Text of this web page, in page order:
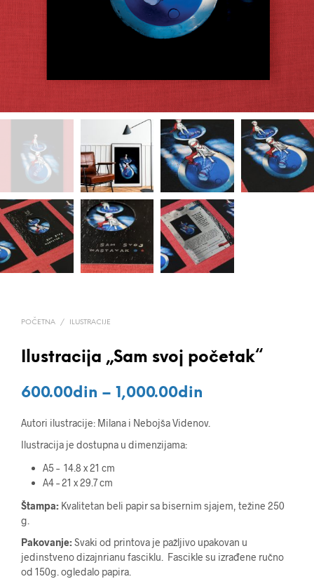
POČETNA / ILUSTRACIJE
Ilustracija „Sam svoj početak“
600.00din – 1,000.00din
1,000.00din
Autori ilustracije: Milana i Nebojša Videnov.
Ilustracija je dostupna u dimenzijama:
A5 – 14.8 x 21 cm
A4 – 21 x 29.7 cm
Štampa: Kvalitetan beli papir sa bisernim sjajem, težine 250
g.
Pakovanje:Svaki od printova je pažljivo upakovan u
jedinstveno dizajnrianu fasciklu. Fascikle su izrađene ručno
od 150g. ogledalo papira.